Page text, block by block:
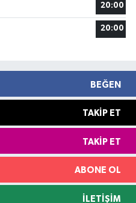
20:00
20:00
BEĞEN
TAKIP ET
TAKIP ET
ABONE OL
İLETIŞIM